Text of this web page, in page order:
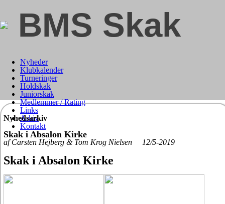
BMS Skak
Nyheder
Klubkalender
Turneringer
Holdskak
Juniorskak
Medlemmer / Rating
Links
Arkiv
Kontakt
Nyhedsarkiv
Skak i Absalon Kirke
af Carsten Hejberg & Tom Krog Nielsen 12/5-2019
Skak i Absalon Kirke